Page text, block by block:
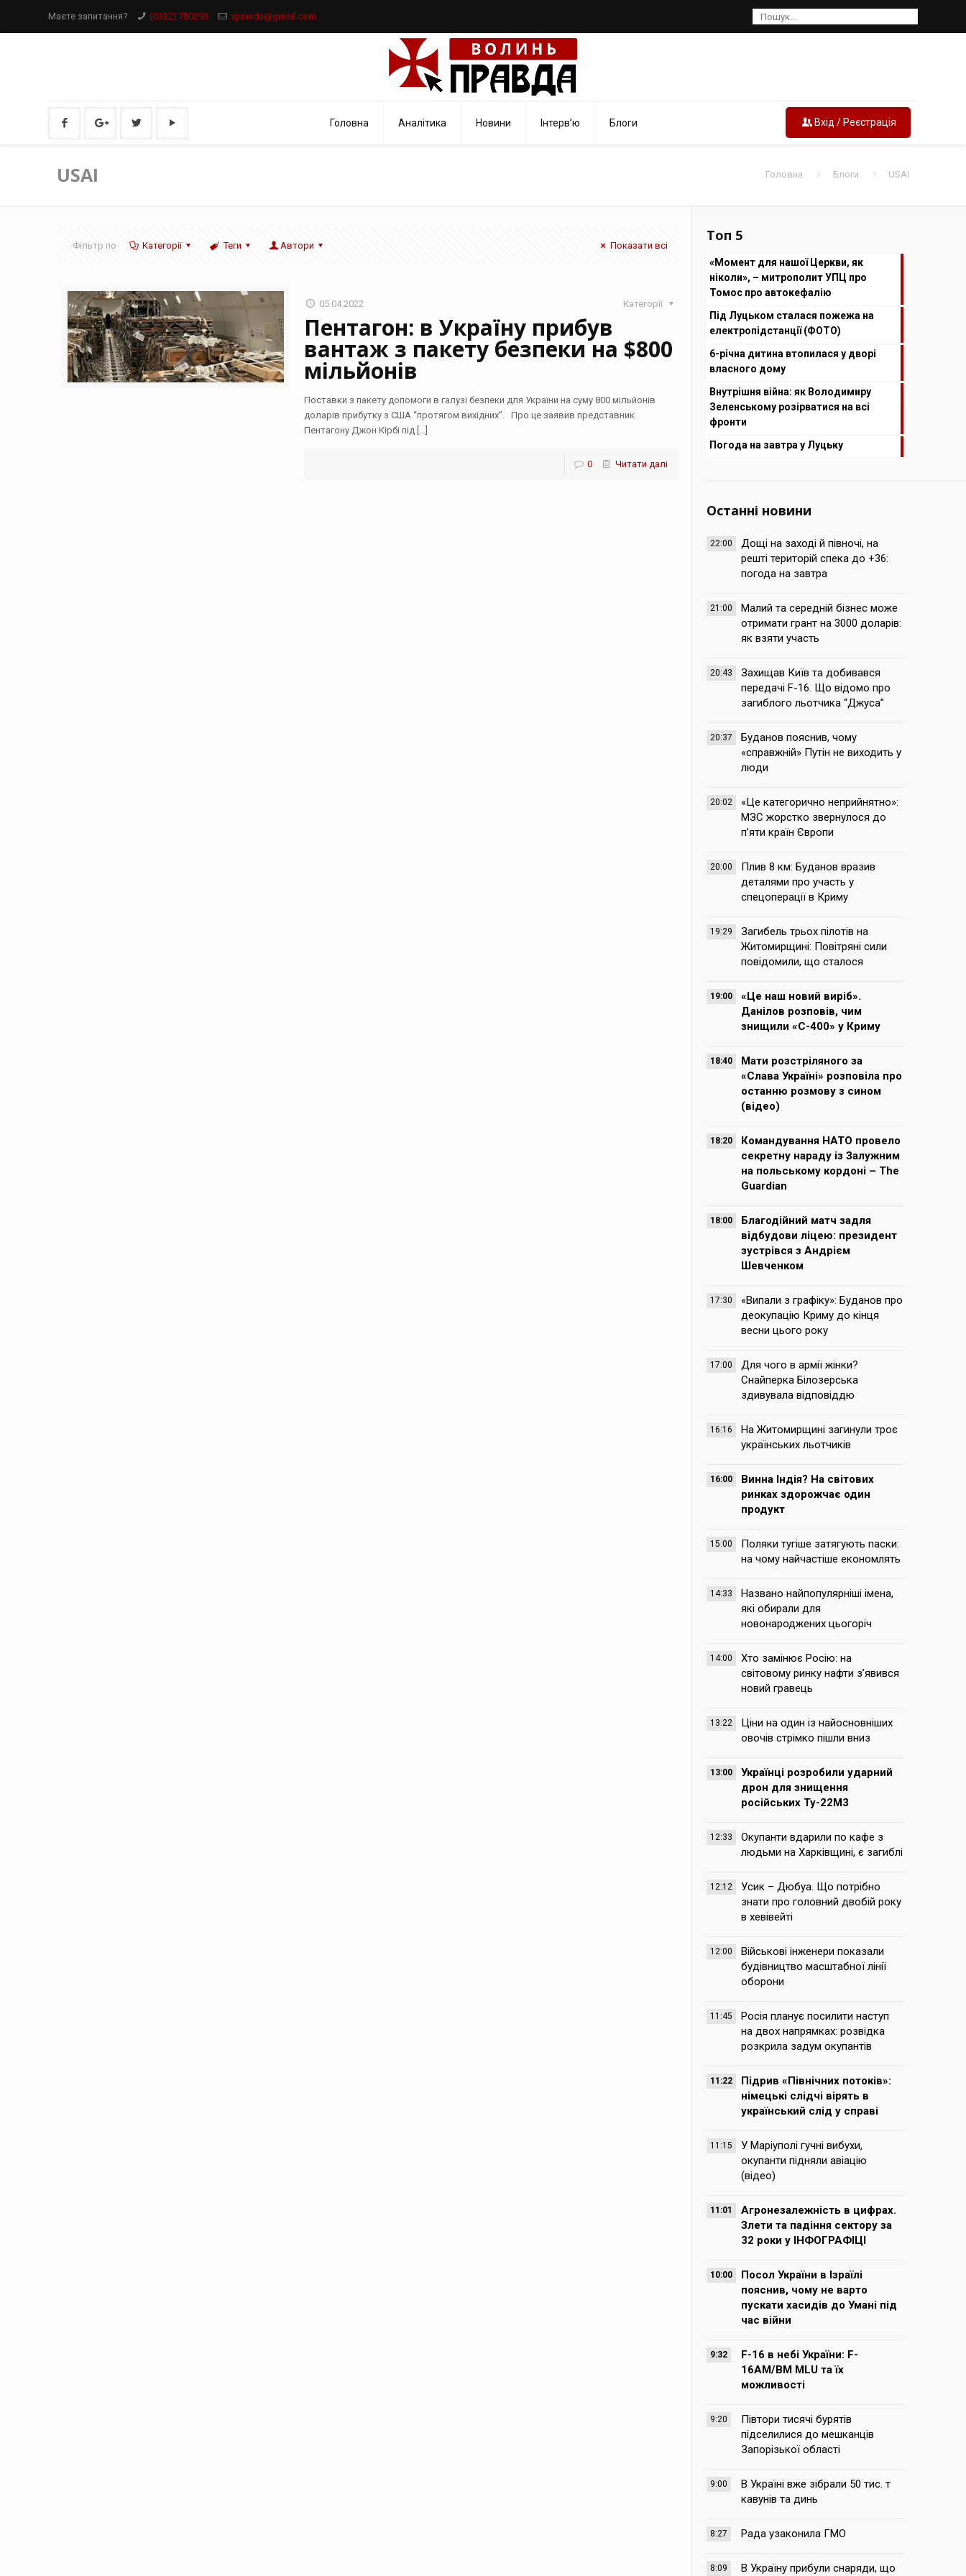
Маєте запитання? (0332) 780293 vpravda@gmail.com
Головна Аналітика Новини Інтерв’ю Блоги Вхід / Реєстрація
USAI Головна Блоги USAI
Фільтр по Категорії Теги Автори Показати всі
05.04.2022 Категорії
Пентагон: в Україну прибув
вантаж з пакету безпеки на $800
мільйонів
Поставки з пакету допомоги в галузі безпеки для України на суму 800 мільйонів
доларів прибутку з США “протягом вихідних”. Про це заявив представник
Пентагону Джон Кірбі під […]
0 Читати далі
Топ 5
«Момент для нашої Церкви, як
ніколи», – митрополит УПЦ про
Томос про автокефалію
Під Луцьком сталася пожежа на
електропідстанції (ФОТО)
6-річна дитина втопилася у дворі
власного дому
Внутрішня війна: як Володимиру
Зеленському розірватися на всі
фронти
Погода на завтра у Луцьку
Останні новини
22:00
Дощі на заході й півночі, на
решті територій спека до +36:
погода на завтра
21:00
Малий та середній бізнес може
отримати грант на 3000 доларів:
як взяти участь
20:43
Захищав Київ та добивався
передачі F-16. Що відомо про
загиблого льотчика “Джуса”
20:37
Буданов пояснив, чому
«справжній» Путін не виходить у
люди
20:02
«Це категорично неприйнятно»:
МЗС жорстко звернулося до
п’яти країн Європи
20:00
Плив 8 км: Буданов вразив
деталями про участь у
спецоперації в Криму
19:29
Загибель трьох пілотів на
Житомирщині: Повітряні сили
повідомили, що сталося
19:00
«Це наш новий виріб».
Данілов розповів, чим
знищили «С-400» у Криму
18:40
Мати розстріляного за
«Слава Україні» розповіла про
останню розмову з сином
(відео)
18:20
Командування НАТО провело
секретну нараду із Залужним
на польському кордоні – The
Guardian
18:00
Благодійний матч задля
відбудови ліцею: президент
зустрівся з Андрієм
Шевченком
17:30
«Випали з графіку»: Буданов про
деокупацію Криму до кінця
весни цього року
17:00
Для чого в армії жінки?
Снайперка Білозерська
здивувала відповіддю
16:16
На Житомирщині загинули троє
українських льотчиків
16:00
Винна Індія? На світових
ринках здорожчає один
продукт
15:00
Поляки тугіше затягують паски:
на чому найчастіше економлять
14:33
Названо найпопулярніші імена,
які обирали для
новонароджених цьогоріч
14:00
Хто замінює Росію: на
світовому ринку нафти з’явився
новий гравець
13:22
Ціни на один із найосновніших
овочів стрімко пішли вниз
13:00
Українці розробили ударний
дрон для знищення
російських Ту-22М3
12:33
Окупанти вдарили по кафе з
людьми на Харківщині, є загиблі
12:12
Усик – Дюбуа. Що потрібно
знати про головний двобій року
в хевівейті
12:00
Військові інженери показали
будівництво масштабної лінії
оборони
11:45
Росія планує посилити наступ
на двох напрямках: розвідка
розкрила задум окупантів
11:22
Підрив «Північних потоків»:
німецькі слідчі вірять в
український слід у справі
11:15
У Маріуполі гучні вибухи,
окупанти підняли авіацію
(відео)
11:01
Агронезалежність в цифрах.
Злети та падіння сектору за
32 роки у ІНФОГРАФІЦІ
10:00
Посол України в Ізраїлі
пояснив, чому не варто
пускати хасидів до Умані під
час війни
9:32
F-16 в небі України: F-
16AM/BM MLU та їх
можливості
9:20
Півтори тисячі бурятів
підселилися до мешканців
Запорізької області
9:00
В Україні вже зібрали 50 тис. т
кавунів та динь
8:27 Рада узаконила ГМО
8:09 В Україну прибули снаряди, що